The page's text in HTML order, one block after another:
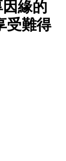
緣的
受難得